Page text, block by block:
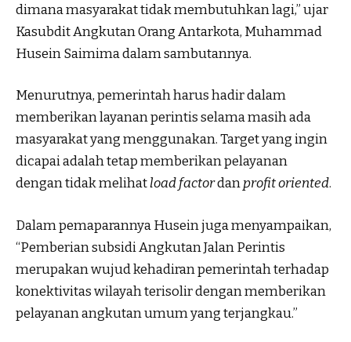
dimana masyarakat tidak membutuhkan lagi,” ujar
Kasubdit Angkutan Orang Antarkota, Muhammad
Husein Saimima dalam sambutannya.
Menurutnya, pemerintah harus hadir dalam
memberikan layanan perintis selama masih ada
masyarakat yang menggunakan. Target yang ingin
dicapai adalah tetap memberikan pelayanan
dengan tidak melihatload factordanprofit oriented.
Dalam pemaparannya Husein juga menyampaikan,
“Pemberian subsidi Angkutan Jalan Perintis
merupakan wujud kehadiran pemerintah terhadap
konektivitas wilayah terisolir dengan memberikan
pelayanan angkutan umum yang terjangkau.”